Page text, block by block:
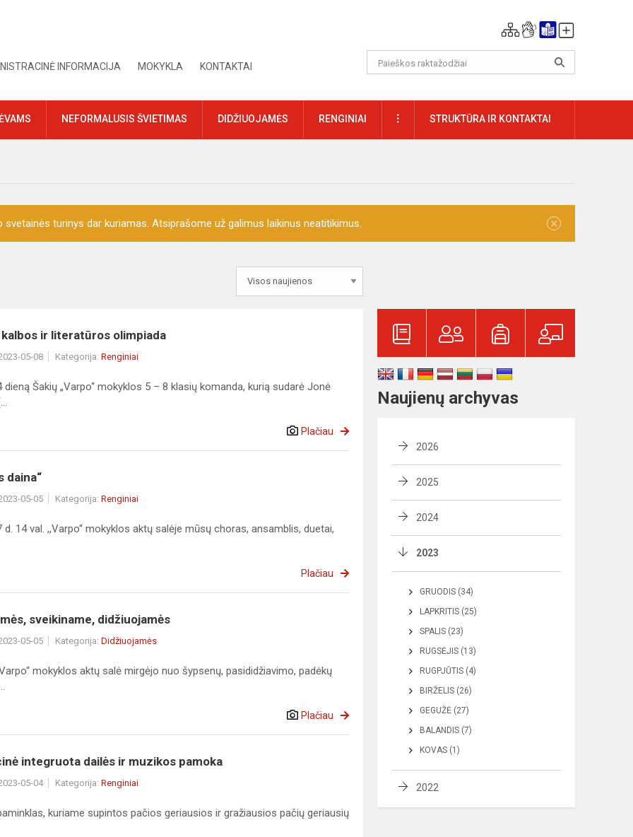
INFORMACIJA MOKYKLA KONTAKTAI
NEFORMALUSIS ŠVIETIMAS DIDŽIUOJAMĖS RENGINIAI DAUGIAUSTRUKTŪRA IR KONTAKTAI
svetainės turinys dar kuriamas. Atsiprašome už galimus laikinus neatitikimus. ×
ir literatūros olimpiada
05-08 Kategorija: Renginiai
dieną Šakių „Varpo“ mokyklos 5 – 8 klasių komanda, kurią sudarė Jonė
Plačiau
daina“
05-05 Kategorija: Renginiai
d. 14 val. ,,Varpo“ mokyklos aktų salėje mūsų choras, ansamblis, duetai,
Plačiau
sveikiname, didžiuojamės
05-05 Kategorija: Didžiuojamės
mokyklos aktų salė mirgėjo nuo šypsenų, pasididžiavimo, padėkų
Plačiau
integruota dailės ir muzikos pamoka
05-04 Kategorija: Renginiai
kuriame supintos pačios geriausios ir gražiausios pačių geriausių
Naujienų archyvas
2026
2025
2024
2023
GRUODIS (34)
LAPKRITIS (25)
SPALIS (23)
RUGSĖJIS (13)
RUGPJŪTIS (4)
BIRŽELIS (26)
GEGUŽĖ (27)
BALANDIS (7)
KOVAS (1)
2022